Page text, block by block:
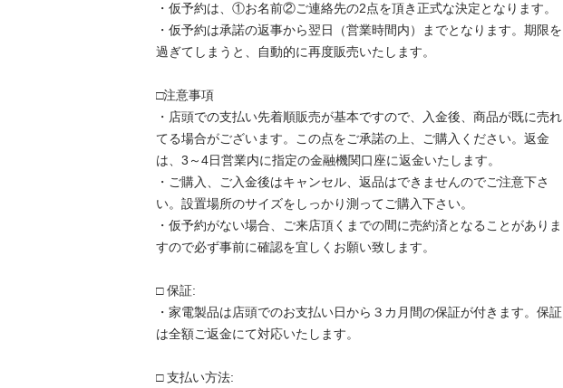
・仮予約は、①お名前②ご連絡先の2点を頂き正式な決定となります。
・仮予約は承諾の返事から翌日（営業時間内）までとなります。期限を
過ぎてしまうと、自動的に再度販売いたします。
□注意事項
・店頭での支払い先着順販売が基本ですので、入金後、商品が既に売れ
てる場合がございます。この点をご承諾の上、ご購入ください。返金
は、3～4日営業内に指定の金融機関口座に返金いたします。
・ご購入、ご入金後はキャンセル、返品はできませんのでご注意下さ
い。設置場所のサイズをしっかり測ってご購入下さい。
・仮予約がない場合、ご来店頂くまでの間に売約済となることがありま
すので必ず事前に確認を宜しくお願い致します。
□ 保証:
・家電製品は店頭でのお支払い日から３カ月間の保証が付きます。保証
は全額ご返金にて対応いたします。
□ 支払い方法: